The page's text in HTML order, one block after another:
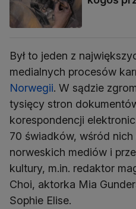
Był to jeden z
medialnych procesów
Norwegii. W sądzie
tysięcy stron
korespondencji
70 świadków, wśród nich
norweskich mediów i
kultury, m.in. redaktor
Choi, aktorka Mia
Sophie Elise.